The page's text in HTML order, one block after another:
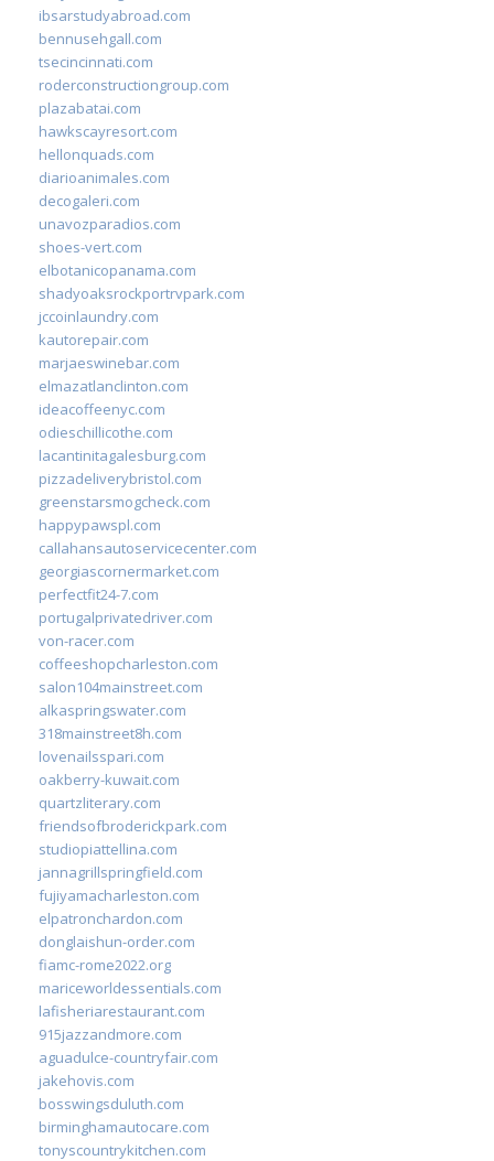
ibsarstudyabroad.com
bennusehgall.com
tsecincinnati.com
roderconstructiongroup.com
plazabatai.com
hawkscayresort.com
hellonquads.com
diarioanimales.com
decogaleri.com
unavozparadios.com
shoes-vert.com
elbotanicopanama.com
shadyoaksrockportrvpark.com
jccoinlaundry.com
kautorepair.com
marjaeswinebar.com
elmazatlanclinton.com
ideacoffeenyc.com
odieschillicothe.com
lacantinitagalesburg.com
pizzadeliverybristol.com
greenstarsmogcheck.com
happypawspl.com
callahansautoservicecenter.com
georgiascornermarket.com
perfectfit24-7.com
portugalprivatedriver.com
von-racer.com
coffeeshopcharleston.com
salon104mainstreet.com
alkaspringswater.com
318mainstreet8h.com
lovenailsspari.com
oakberry-kuwait.com
quartzliterary.com
friendsofbroderickpark.com
studiopiattellina.com
jannagrillspringfield.com
fujiyamacharleston.com
elpatronchardon.com
donglaishun-order.com
fiamc-rome2022.org
mariceworldessentials.com
lafisheriarestaurant.com
915jazzandmore.com
aguadulce-countryfair.com
jakehovis.com
bosswingsduluth.com
birminghamautocare.com
tonyscountrykitchen.com